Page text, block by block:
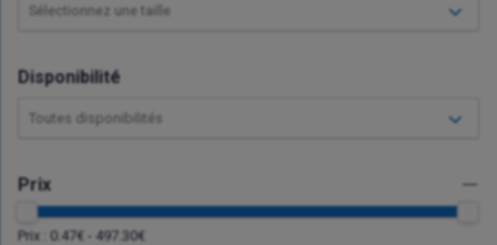
Sélectionnez une taille
Disponibilité
Toutes disponibilités
Prix
Prix : 0.47€ - 497.30€